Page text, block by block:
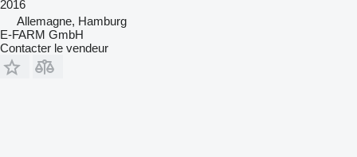
2016
Allemagne, Hamburg
E-FARM GmbH
Contacter le vendeur